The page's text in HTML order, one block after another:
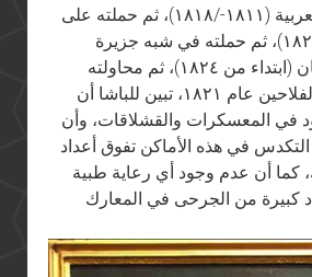
في شبه الجزيرة العربية (١٨١١-/١٨١٨)، ثم حملته على
السودان (١٨١٨-/١٨٢٠)، ثم حملته في شبه جزيرة
المورة جنوبي اليونان (ابتداء من ١٨٢٤)، ثم محاولته
المبكرة في تجنيد الفلاحين عام ١٨٢١، تبين للباشا أن
في المعسكرات والقشلاقات، وأن
التكدس في هذه الأماكن تفوق أعداد
كما أن عدم وجود أي رعاية طبية